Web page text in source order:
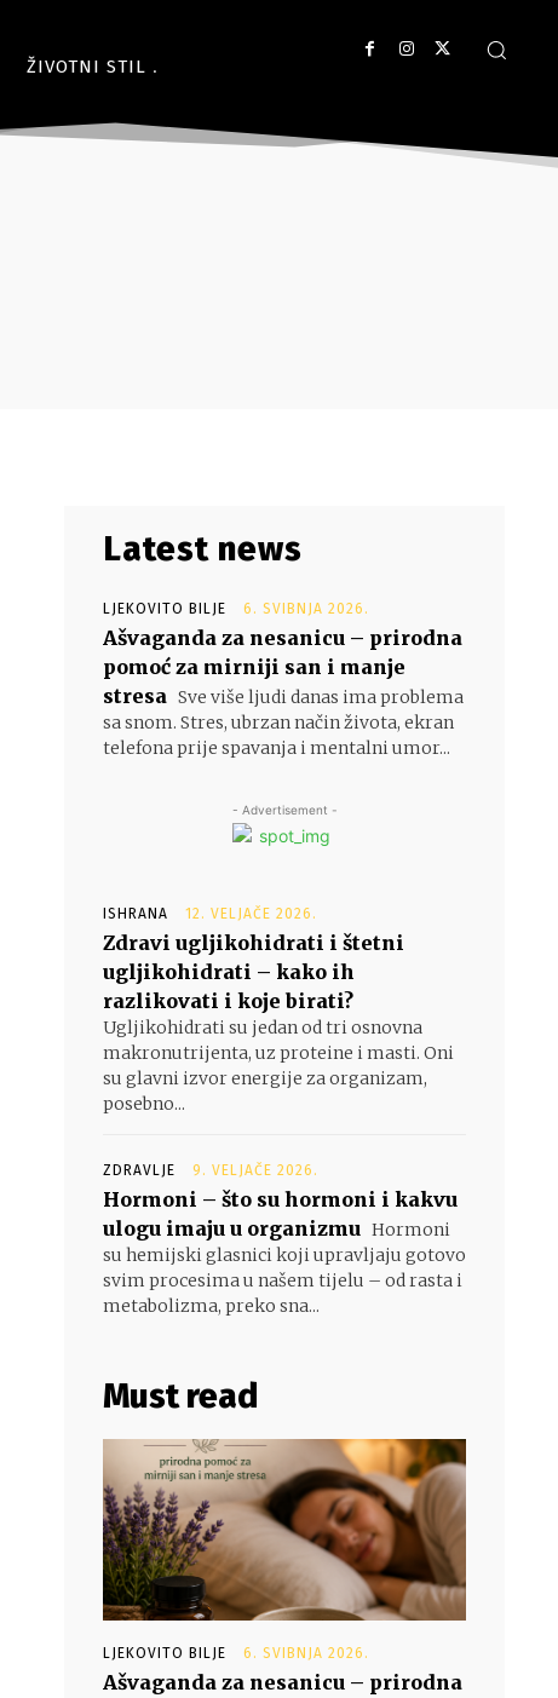
ŽIVOTNI STIL
Latest news
LJEKOVITO BILJE 6. SVIBNJA 2026.
Ašvaganda za nesanicu – prirodna
pomoć za mirniji san i manje
stresa Sve više ljudi danas ima problema
sa snom. Stres, ubrzan način života, ekran
telefona prije spavanja i mentalni umor...
- Advertisement -
ISHRANA 12. VELJAČE 2026.
Zdravi ugljikohidrati i štetni
ugljikohidrati – kako ih
razlikovati i koje birati?
Ugljikohidrati su jedan od tri osnovna
makronutrijenta, uz proteine i masti. Oni
su glavni izvor energije za organizam,
posebno...
ZDRAVLJE 9. VELJAČE 2026.
Hormoni – što su hormoni i kakvu
ulogu imaju u organizmu Hormoni
su hemijski glasnici koji upravljaju gotovo
svim procesima u našem tijelu – od rasta i
metabolizma, preko sna...
Must read
LJEKOVITO BILJE 6. SVIBNJA 2026.
Ašvaganda za nesanicu – prirodna